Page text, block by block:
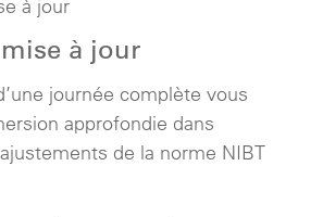
à jour
journée complète vous
approfondie dans
de la norme NIBT